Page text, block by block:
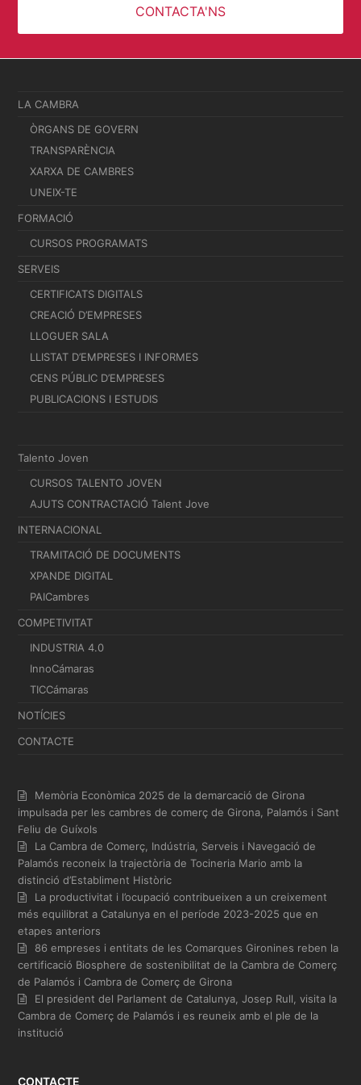
CONTACTA'NS
LA CAMBRA
ÒRGANS DE GOVERN
TRANSPARÈNCIA
XARXA DE CAMBRES
UNEIX-TE
FORMACIÓ
CURSOS PROGRAMATS
SERVEIS
CERTIFICATS DIGITALS
CREACIÓ D’EMPRESES
LLOGUER SALA
LLISTAT D’EMPRESES I INFORMES
CENS PÚBLIC D’EMPRESES
PUBLICACIONS I ESTUDIS
Talento Joven
CURSOS TALENTO JOVEN
AJUTS CONTRACTACIÓ Talent Jove
INTERNACIONAL
TRAMITACIÓ DE DOCUMENTS
XPANDE DIGITAL
PAICambres
COMPETIVITAT
INDUSTRIA 4.0
InnoCámaras
TICCámaras
NOTÍCIES
CONTACTE
Memòria Econòmica 2025 de la demarcació de Girona
impulsada per les cambres de comerç de Girona, Palamós i Sant
Feliu de Guíxols
La Cambra de Comerç, Indústria, Serveis i Navegació de
Palamós reconeix la trajectòria de Tocineria Mario amb la
distinció d’Establiment Històric
La productivitat i l’ocupació contribueixen a un creixement
més equilibrat a Catalunya en el període 2023-2025 que en
etapes anteriors
86 empreses i entitats de les Comarques Gironines reben la
certificació Biosphere de sostenibilitat de la Cambra de Comerç
de Palamós i Cambra de Comerç de Girona
El president del Parlament de Catalunya, Josep Rull, visita la
Cambra de Comerç de Palamós i es reuneix amb el ple de la
institució
CONTACTE